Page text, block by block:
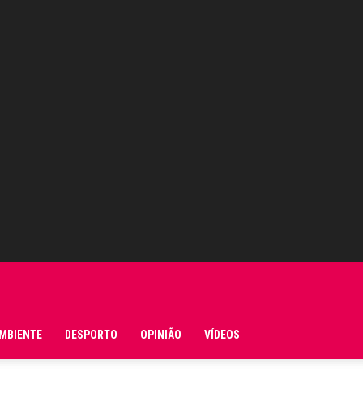
DESPORTO OPINIÃO VÍDEOS